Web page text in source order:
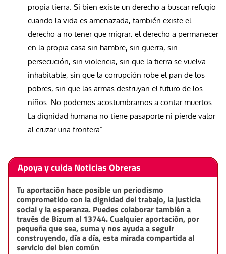
propia tierra. Si bien existe un derecho a buscar refugio
cuando la vida es amenazada, también existe el
derecho a no tener que migrar: el derecho a permanecer
en la propia casa sin hambre, sin guerra, sin
persecución, sin violencia, sin que la tierra se vuelva
inhabitable, sin que la corrupción robe el pan de los
pobres, sin que las armas destruyan el futuro de los
niños. No podemos acostumbrarnos a contar muertos.
La dignidad humana no tiene pasaporte ni pierde valor
al cruzar una frontera”.
Apoya y cuida Noticias Obreras
Tu aportación hace posible un periodismo
comprometido con la dignidad del trabajo, la justicia
social y la esperanza. Puedes colaborar también a
través de Bizum al 13744. Cualquier aportación, por
pequeña que sea, suma y nos ayuda a seguir
construyendo, día a día, esta mirada compartida al
servicio del bien común